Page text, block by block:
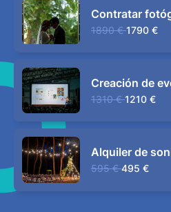
Contratar
1890 € 1790 €
Creación de
1310 € 1210 €
Alquiler de
595 € 495 €